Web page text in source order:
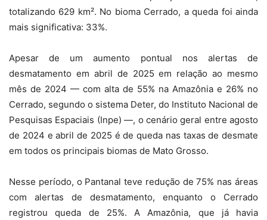
totalizando 629 km². No bioma Cerrado, a queda foi ainda
mais significativa: 33%.
Apesar de um aumento pontual nos alertas de
desmatamento em abril de 2025 em relação ao mesmo
mês de 2024 — com alta de 55% na Amazônia e 26% no
Cerrado, segundo o sistema Deter, do Instituto Nacional de
Pesquisas Espaciais (Inpe) —, o cenário geral entre agosto
de 2024 e abril de 2025 é de queda nas taxas de desmate
em todos os principais biomas de Mato Grosso.
Nesse período, o Pantanal teve redução de 75% nas áreas
com alertas de desmatamento, enquanto o Cerrado
registrou queda de 25%. A Amazônia, que já havia